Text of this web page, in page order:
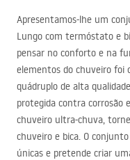
Apresentamos-lhe um
Lungo com termóstato e
pensar no conforto e na
elementos do chuveiro
quádruplo de alta
protegida contra corrosão
chuveiro ultra-chuva,
chuveiro e bica. O
únicas e pretende criar